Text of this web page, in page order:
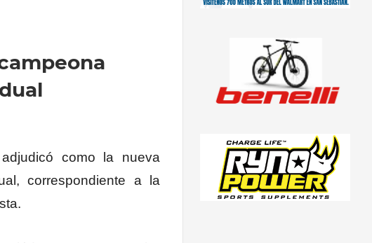
como la nueva
correspondiente a la